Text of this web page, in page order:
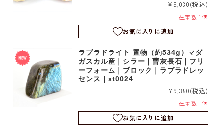
¥5,030(税込)
在庫数 1個
お気に入りに追加
ラブラドライト 置物（約534g）マダ
ガスカル産｜シラー｜曹灰長石｜フリ
ーフォーム｜ブロック｜ラブラドレッ
センス｜st0024
¥9,350(税込)
在庫数 1個
お気に入りに追加